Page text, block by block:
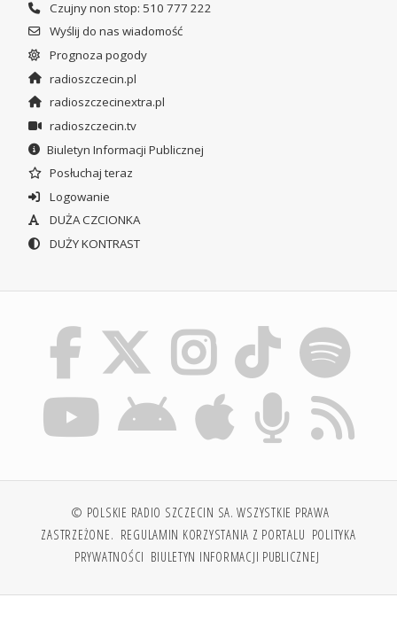
Czujny non stop: 510 777 222
Wyślij do nas wiadomość
Prognoza pogody
radioszczecin.pl
radioszczecinextra.pl
radioszczecin.tv
Biuletyn Informacji Publicznej
Posłuchaj teraz
Logowanie
DUŻA CZCIONKA
DUŻY KONTRAST
© POLSKIE RADIO SZCZECIN SA. WSZYSTKIE PRAWA
ZASTRZEŻONE. REGULAMIN KORZYSTANIA Z PORTALU POLITYKA
PRYWATNOŚCI BIULETYN INFORMACJI PUBLICZNEJ